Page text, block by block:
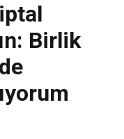
Birlik